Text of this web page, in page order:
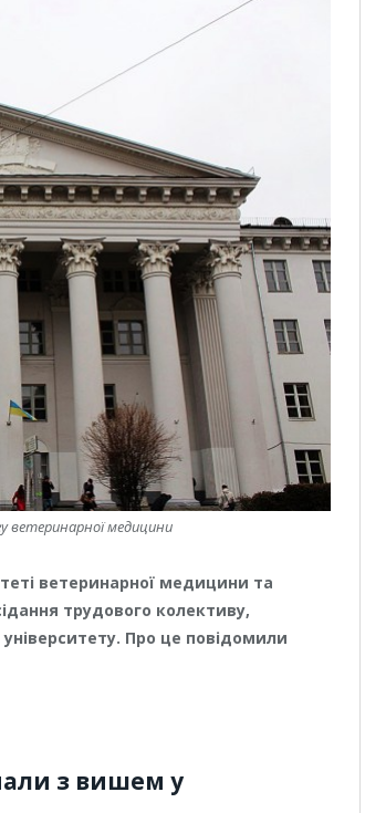
ветеринарної медицини
ветеринарної медицини та
трудового колективу,
Про це повідомили
з вишем у